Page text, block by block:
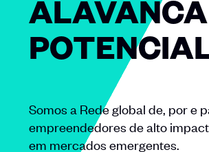
Somos a Rede global de, por e
empreendedores de alto
em mercados emergentes.